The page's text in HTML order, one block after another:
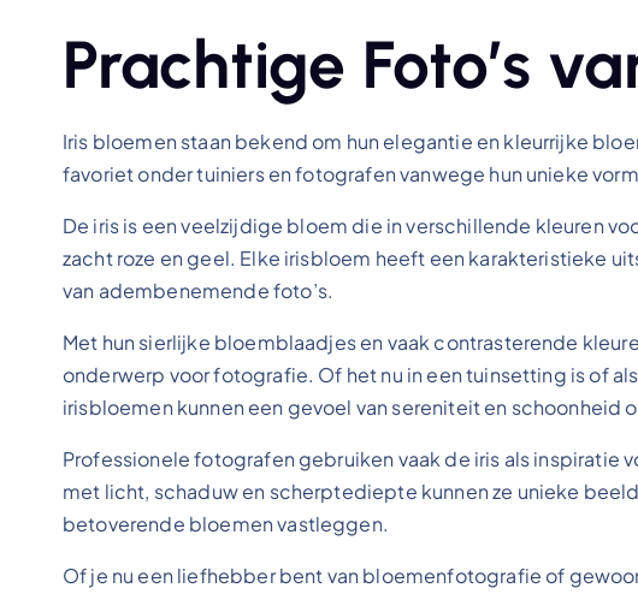
Prachtige Foto’s
Iris bloemen staan bekend om hun elegantie en kleurrijke
favoriet onder tuiniers en fotografen vanwege hun unieke
De iris is een veelzijdige bloem die in verschillende kleuren
zacht roze en geel. Elke irisbloem heeft een karakteristieke
van adembenemende foto’s.
Met hun sierlijke bloemblaadjes en vaak contrasterende
onderwerp voor fotografie. Of het nu in een tuinsetting is of
irisbloemen kunnen een gevoel van sereniteit en schoonheid
Professionele fotografen gebruiken vaak de iris als inspiratie
met licht, schaduw en scherptediepte kunnen ze unieke
betoverende bloemen vastleggen.
Of je nu een liefhebber bent van bloemenfotografie of